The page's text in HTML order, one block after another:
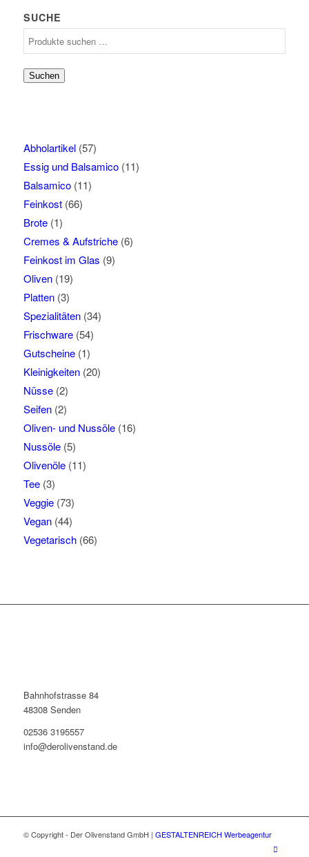
SUCHE
Suchen
Abholartikel (57)
Essig und Balsamico (11)
Balsamico (11)
Feinkost (66)
Brote (1)
Cremes & Aufstriche (6)
Feinkost im Glas (9)
Oliven (19)
Platten (3)
Spezialitäten (34)
Frischware (54)
Gutscheine (1)
Kleinigkeiten (20)
Nüsse (2)
Seifen (2)
Oliven- und Nussöle (16)
Nussöle (5)
Olivenöle (11)
Tee (3)
Veggie (73)
Vegan (44)
Vegetarisch (66)
Bahnhofstrasse 84
48308 Senden
02536 3195557
info@derolivenstand.de
© Copyright - Der Olivenstand GmbH | GESTALTENREICH Werbeagentur